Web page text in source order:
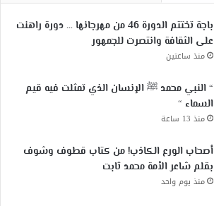
باجة تختتم الدورة 46 من مهرجانها … دورة راهنت
على الثقافة وانتصرت للجمهور
منذ ساعتين
“ النبي محمد ﷺ الإنسان الذي تمثلت فيه قيم
السماء “
منذ 13 ساعة
أصحاب الورع الكاذب! من كتاب قطوف وشوف
بقلم شاعر الأمة محمد ثابت
منذ يوم واحد